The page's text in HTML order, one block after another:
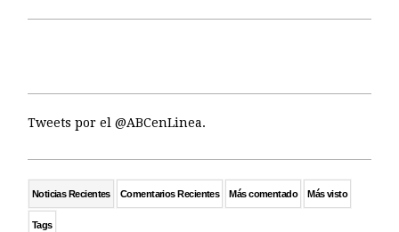
Tweets por el @ABCenLinea.
Noticias Recientes Comentarios Recientes Más comentado Más visto
Tags